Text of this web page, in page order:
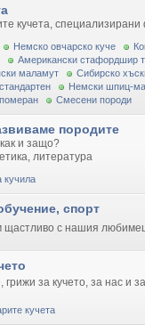
кучета, специализирани
Немско овчарско куче
Американски стафордшир
маламут Сибирско
Немски шпиц-
Смесени породи
породите
и защо?
литература
кучила
спорт
щастливо с нашия
грижи за кучето, за нас и
кучета